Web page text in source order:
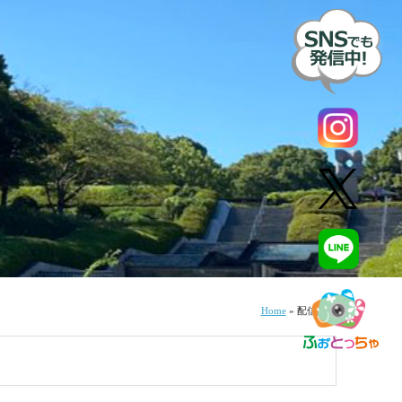
Home» 配信記事